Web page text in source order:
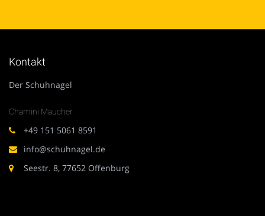
Kontakt
Der Schuhnagel
Chamini Maucher
+49 151 5061 8591
info@schuhnagel.de
Seestr. 8, 77652 Offenburg